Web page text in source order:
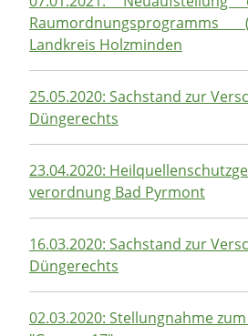
Raumordnungsprogramms
Landkreis Holzminden
25.05.2020: Sachstand zur
Düngerechts
23.04.2020:
verordnung Bad Pyrmont
16.03.2020: Sachstand zur
Düngerechts
02.03.2020: Stellungnahme